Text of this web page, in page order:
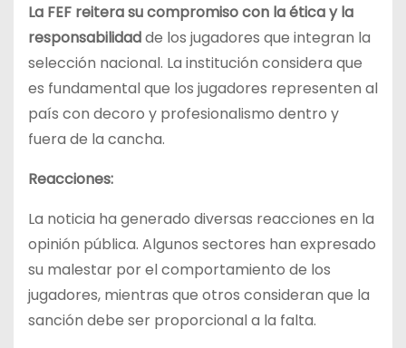
La FEF reitera su compromiso con la ética y la
responsabilidadde los jugadores que integran la
selección nacional. La institución considera que
es fundamental que los jugadores representen al
país con decoro y profesionalismo dentro y
fuera de la cancha.
Reacciones:
La noticia ha generado diversas reacciones en la
opinión pública. Algunos sectores han expresado
su malestar por el comportamiento de los
jugadores, mientras que otros consideran que la
sanción debe ser proporcional a la falta.